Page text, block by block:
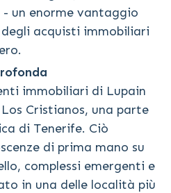
un enorme vantaggio
acquisti immobiliari
immobiliari di Lupain
Cristianos, una parte
di Tenerife. Ciò
di prima mano su
complessi emergenti e
in una delle località più